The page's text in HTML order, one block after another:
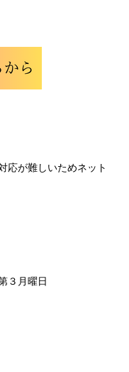
応が難しいためネット
３月曜日